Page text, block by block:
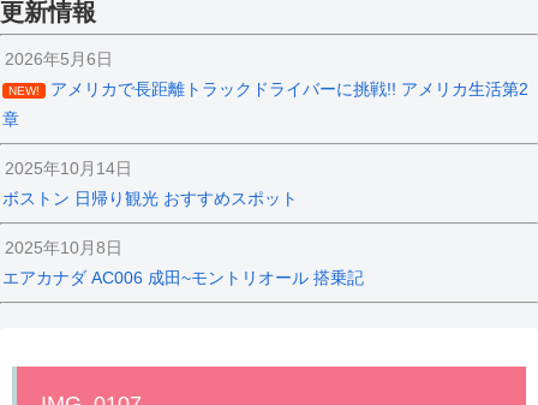
更新情報
2026年5月6日
NEW!
アメリカで長距離トラックドライバーに挑戦!! アメリカ生活第2
章
2025年10月14日
ボストン 日帰り観光 おすすめスポット
2025年10月8日
エアカナダ AC006 成田~モントリオール 搭乗記